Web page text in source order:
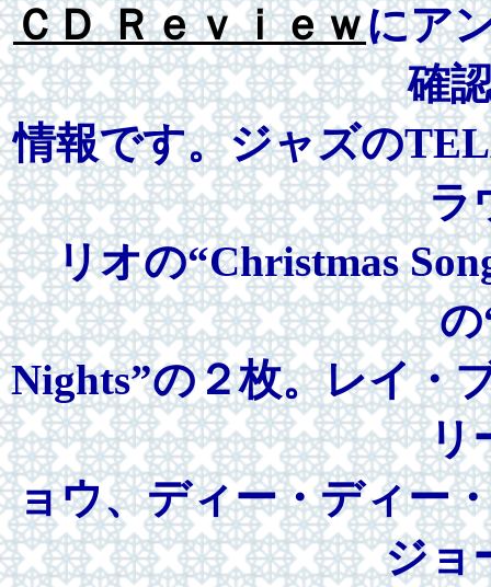
ＣＤ Ｒｅｖｉｅｗにア
確
情報です。ジャズの
ラ
リオの“Christmas
Nights”の２枚。レイ・
リ
ョウ、ディー・ディー
ジョ